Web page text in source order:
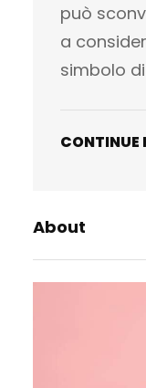
può
a
simbolo
CONTINUE
About